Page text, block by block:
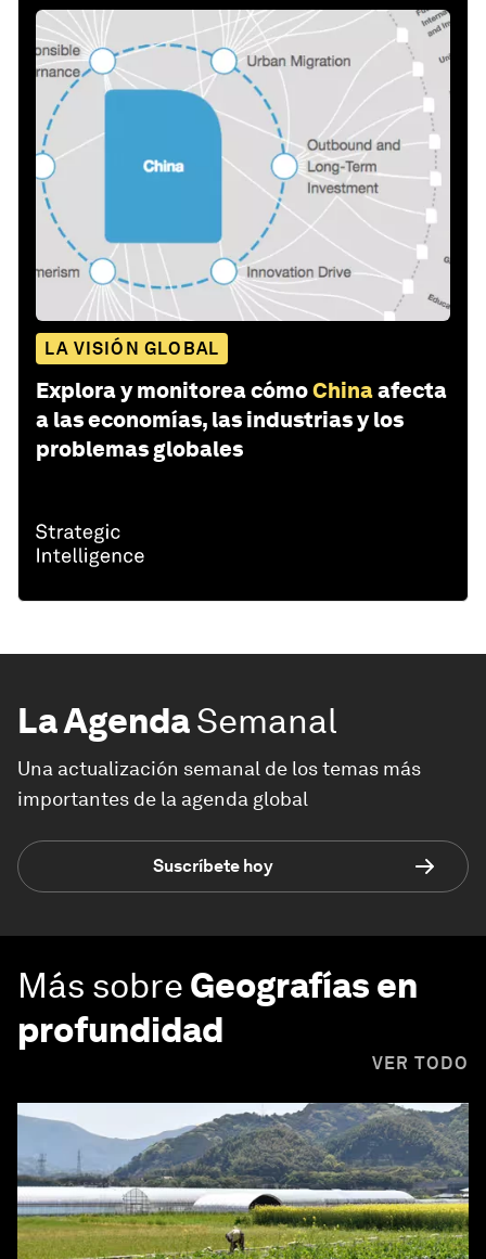
LA VISIÓN GLOBAL
Explora y monitorea cómoChinaafecta
a las economías, las industrias y los
problemas globales
La AgendaSemanal
Una actualización semanal de los temas más
importantes de la agenda global
Suscríbete hoy
Más sobre Geografías en
profundidad
VER TODO